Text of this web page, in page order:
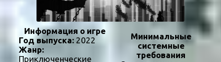
Информация о игре
Год выпуска: 2022
Жанр:
Приключенческие
Минимальные
системные
требования